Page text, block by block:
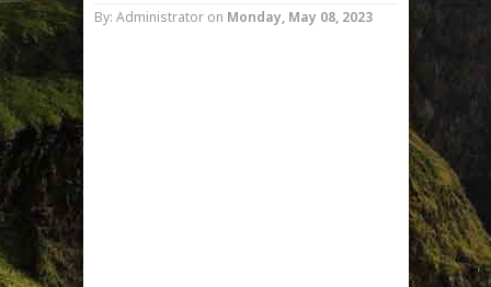
By: Administrator on Monday, May 08, 2023